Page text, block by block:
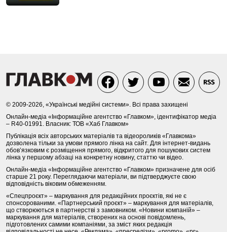
© 2009-2026, «Українські медійні системи». Всі права захищені
Онлайн-медіа «Інформаційне агентство «Главком», ідентифікатор медіа
– R40-01991. Власник: ТОВ «Хаб Главком»
Публікація всіх авторських матеріалів та відеороликів «Главкома»
дозволена тільки за умови прямого лінка на сайт. Для інтернет-видань
обов’язковим є розміщення прямого, відкритого для пошукових систем
лінка у першому абзаці на конкретну новину, статтю чи відео.
Онлайн-медіа «Інформаційне агентство «Главком» призначене для осіб
старше 21 року. Переглядаючи матеріали, ви підтверджуєте свою
відповідність віковим обмеженням.
«Спецпроєкт» – маркування для редакційних проєктів, які не є
спонсорованими. «Партнерський проєкт» – маркування для матеріалів,
що створюються в партнерстві з замовником. «Новини компаній» –
маркування для матеріалів, створених на основі повідомлень,
підготовлених самими компаніями, за зміст яких редакція